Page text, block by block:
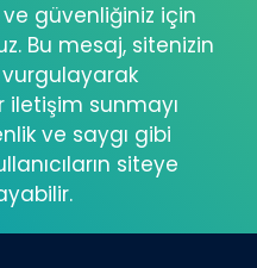
güvenliğiniz için
Bu mesaj, sitenizin
vurgulayarak
sunmayı
ve saygı gibi
siteye